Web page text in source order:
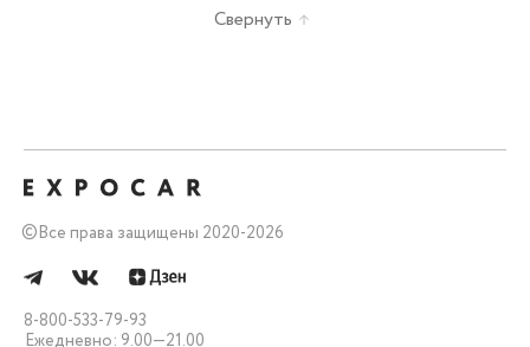
Свернуть
©Все права защищены 2020-2026
8-800-533-79-93
Ежедневно: 9.00—21.00